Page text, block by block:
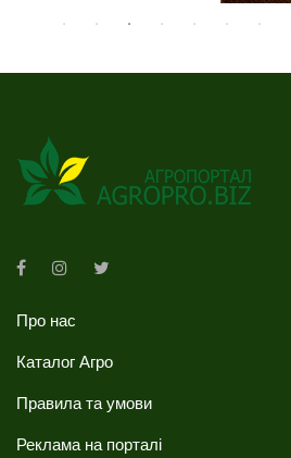
Про нас
Каталог Агро
Правила та умови
Реклама на порталі